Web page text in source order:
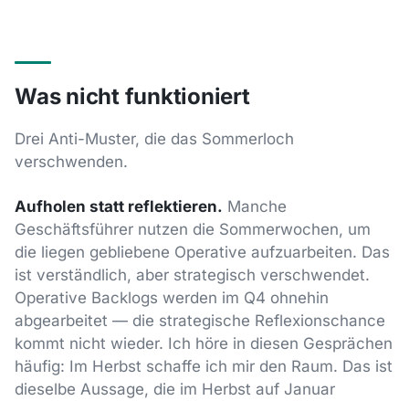
Was nicht funktioniert
Drei Anti-Muster, die das Sommerloch
verschwenden.
Aufholen statt reflektieren. Manche
Geschäftsführer nutzen die Sommerwochen, um
die liegen gebliebene Operative aufzuarbeiten. Das
ist verständlich, aber strategisch verschwendet.
Operative Backlogs werden im Q4 ohnehin
abgearbeitet — die strategische Reflexionschance
kommt nicht wieder. Ich höre in diesen Gesprächen
häufig: Im Herbst schaffe ich mir den Raum. Das ist
dieselbe Aussage, die im Herbst auf Januar